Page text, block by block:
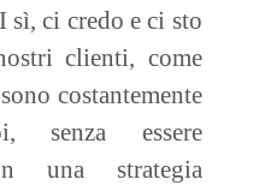
sì, ci credo e ci sto
clienti, come
costantemente
senza essere
una strategia